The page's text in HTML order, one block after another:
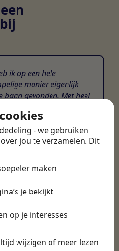
- we gebruiken
jou te verzamelen. Dit
maken
je bekijkt
op je interesses
wijzigen of meer lezen
ik op een hele
manier eigenlijk
baan gevonden. Met heel